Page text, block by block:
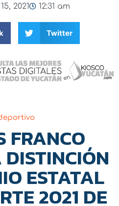
2021 12:31 am
Twitter
FRANCO
ESTATAL
2021 DE